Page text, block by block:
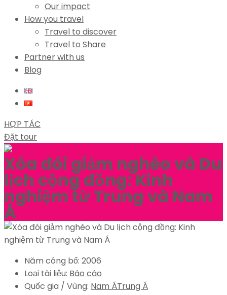
Our impact
How you travel
Travel to discover
Travel to Share
Partner with us
Blog
HỢP TÁC
Đặt tour
Xóa đói giảm nghèo và Du
lịch cộng đồng: Kinh
nghiệm từ Trung và Nam
Á
Năm công bố: 2006
Loại tài liệu: Báo cáo
Quốc gia / Vùng: Nam ÁTrung Á